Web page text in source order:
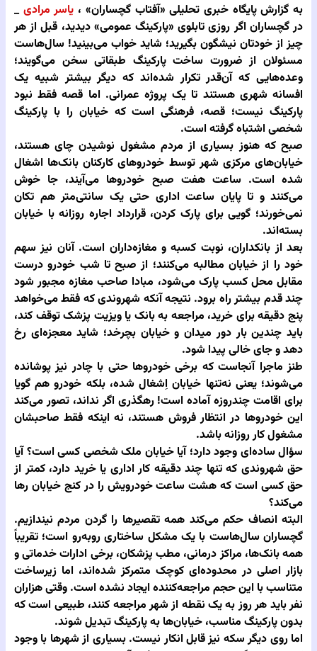
به گزارش پایگاه خبری تحلیلی‌ «آفتاب گچساران» ، یاسر مرادی _
در گچساران اگر روزی تابلوی «پارکینگ عمومی» دیدید، قبل از هر
چیز از خودتان نیشگون بگیرید؛ شاید خواب می‌بینید! سال‌هاست
مسئولان از ضرورت ساخت پارکینگ طبقاتی سخن می‌گویند؛
وعده‌هایی که آن‌قدر تکرار شده‌اند که دیگر بیشتر شبیه یک
افسانه شهری هستند تا یک پروژه عمرانی. اما قصه فقط نبود
پارکینگ نیست؛ قصه، فرهنگی است که خیابان را با پارکینگ
شخصی اشتباه گرفته است.
صبح که هنوز بسیاری از مردم مشغول نوشیدن چای هستند،
خیابان‌های مرکزی شهر توسط خودروهای کارکنان بانک‌ها اشغال
شده است. ساعت هفت صبح خودروها می‌آیند، جا خوش
می‌کنند و تا پایان ساعت اداری حتی یک سانتی‌متر هم تکان
نمی‌خورند؛ گویی برای پارک کردن، قرارداد اجاره روزانه با خیابان
بسته‌اند.
بعد از بانکداران، نوبت کسبه و مغازه‌داران است. آنان نیز سهم
خود را از خیابان مطالبه می‌کنند؛ از صبح تا شب خودرو درست
مقابل محل کسب پارک می‌شود، مبادا صاحب مغازه مجبور شود
چند قدم بیشتر راه برود. نتیجه آنکه شهروندی که فقط می‌خواهد
پنج دقیقه برای خرید، مراجعه به بانک یا ویزیت پزشک توقف کند،
باید چندین بار دور میدان و خیابان بچرخد؛ شاید معجزه‌ای رخ
دهد و جای خالی پیدا شود.
طنز ماجرا آنجاست که برخی خودروها حتی با چادر نیز پوشانده
می‌شوند؛ یعنی نه‌تنها خیابان اِشغال شده، بلکه خودرو هم گویا
برای اقامت چندروزه آماده است! رهگذری اگر نداند، تصور می‌کند
این خودروها در انتظار فروش هستند، نه اینکه فقط صاحبشان
مشغول کار روزانه باشد.
سؤال ساده‌ای وجود دارد؛ آیا خیابان ملک شخصی کسی است؟ آیا
حق شهروندی که تنها چند دقیقه کار اداری یا خرید دارد، کمتر از
حق کسی است که هشت ساعت خودرویش را در کنج خیابان رها
می‌کند؟
البته انصاف حکم می‌کند همه تقصیرها را گردن مردم نیندازیم.
گچساران سال‌هاست با یک مشکل ساختاری روبه‌رو است؛ تقریباً
همه بانک‌ها، مراکز درمانی، مطب پزشکان، برخی ادارات خدماتی و
بازار اصلی در محدوده‌ای کوچک متمرکز شده‌اند، اما زیرساخت
متناسب با این حجم مراجعه‌کننده ایجاد نشده است. وقتی هزاران
نفر باید هر روز به یک نقطه از شهر مراجعه کنند، طبیعی است که
بدون پارکینگ مناسب، خیابان‌ها به پارکینگ تبدیل شوند.
اما روی دیگر سکه نیز قابل انکار نیست. بسیاری از شهرها با وجود